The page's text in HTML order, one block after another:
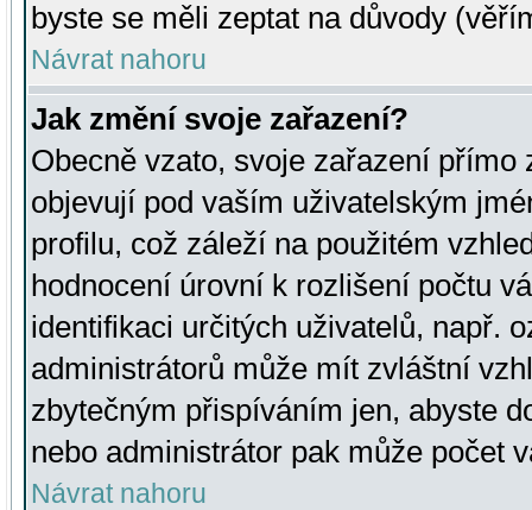
byste se měli zeptat na důvody
Návrat nahoru
Jak změní svoje zařazení?
Obecně vzato, svoje zařazení přímo
objevují pod vaším uživatelským
profilu, což záleží na použitém
hodnocení úrovní k rozlišení počtu
identifikaci určitých uživatelů, např.
administrátorů může mít zvláštní
zbytečným přispíváním jen, abyste
nebo administrátor pak může počet
Návrat nahoru